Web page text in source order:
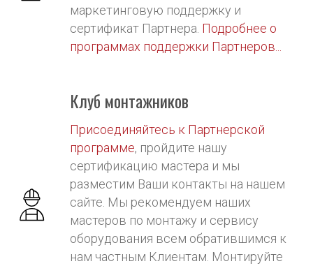
маркетинговую поддержку и
сертификат Партнера. Подробнее о
программах поддержки Партнеров...
Клуб монтажников
Присоединяйтесь к Партнерской
программе, пройдите нашу
сертификацию мастера и мы
разместим Ваши контакты на нашем
сайте. Мы рекомендуем наших
мастеров по монтажу и сервису
оборудования всем обратившимся к
нам частным Клиентам. Монтируйте